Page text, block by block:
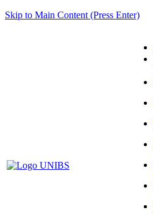
Skip to Main Content (Press Enter)